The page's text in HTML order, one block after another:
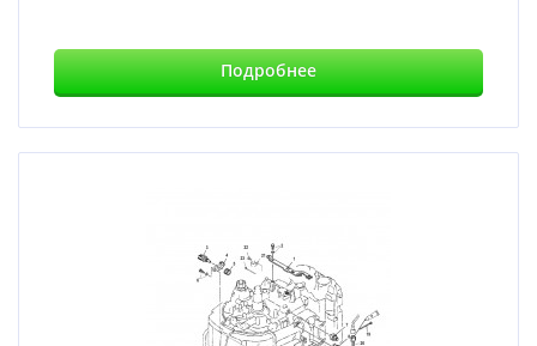
Подробнее